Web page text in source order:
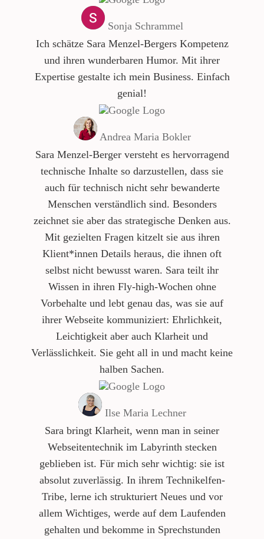
Sonja Schrammel
Ich schätze Sara Menzel-Bergers Kompetenz
und ihren wunderbaren Humor. Mit ihrer
Expertise gestalte ich mein Business. Einfach
genial!
Andrea Maria Bokler
Sara Menzel-Berger versteht es hervorragend
technische Inhalte so darzustellen, dass sie
auch für technisch nicht sehr bewanderte
Menschen verständlich sind. Besonders
zeichnet sie aber das strategische Denken aus.
Mit gezielten Fragen kitzelt sie aus ihren
Klient*innen Details heraus, die ihnen oft
selbst nicht bewusst waren. Sara teilt ihr
Wissen in ihren Fly-high-Wochen ohne
Vorbehalte und lebt genau das, was sie auf
ihrer Webseite kommuniziert: Ehrlichkeit,
Leichtigkeit aber auch Klarheit und
Verlässlichkeit. Sie geht all in und macht keine
halben Sachen.
Ilse Maria Lechner
Sara bringt Klarheit, wenn man in seiner
Webseitentechnik im Labyrinth stecken
geblieben ist. Für mich sehr wichtig: sie ist
absolut zuverlässig. In ihrem Technikelfen-
Tribe, lerne ich strukturiert Neues und vor
allem Wichtiges, werde auf dem Laufenden
gehalten und bekomme in Sprechstunden